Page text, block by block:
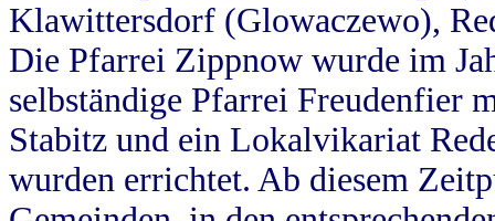
Klawittersdorf (Glowaczewo),
Die Pfarrei Zippnow wurde im
selbständige Pfarrei Freudenfier
Stabitz und ein Lokalvikariat
wurden errichtet. Ab diesem